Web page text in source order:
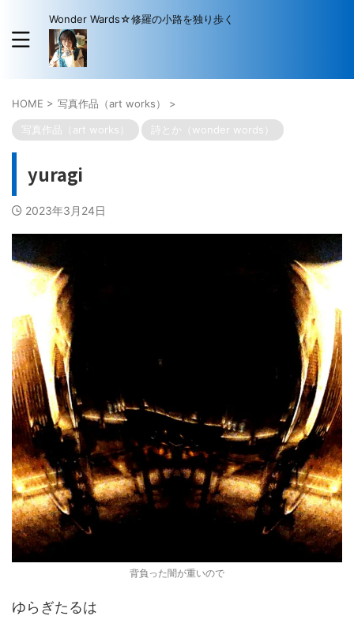
Wonder Wards☆修羅の小路を独り歩く
HOME > 写真作品（art works） >
写真作品（art works） 詩とか（wonder words）
yuragi
2023年3月24日
背負った闇が重いので
ゆらぎたるは